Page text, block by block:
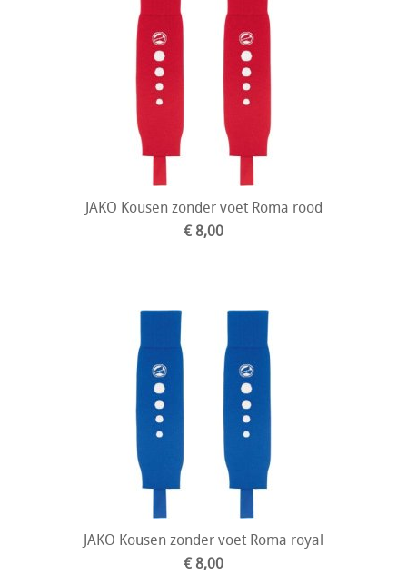
JAKO Kousen zonder voet Roma rood
€ 8,00
JAKO Kousen zonder voet Roma royal
€ 8,00